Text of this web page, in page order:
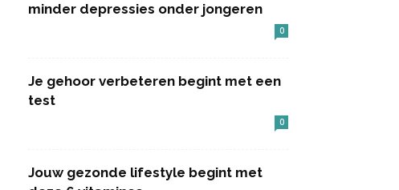
minder depressies onder jongeren
0
Je gehoor verbeteren begint met een
test
0
Jouw gezonde lifestyle begint met